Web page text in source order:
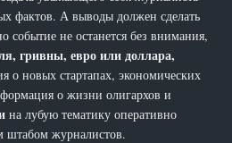
фактов. А выводы должен сделать
не останется без внимания,
гривны, евро или доллара,
о новых стартапах, экономических
о жизни олигархов и
на лубую тематику оперативно
штабом журналистов.